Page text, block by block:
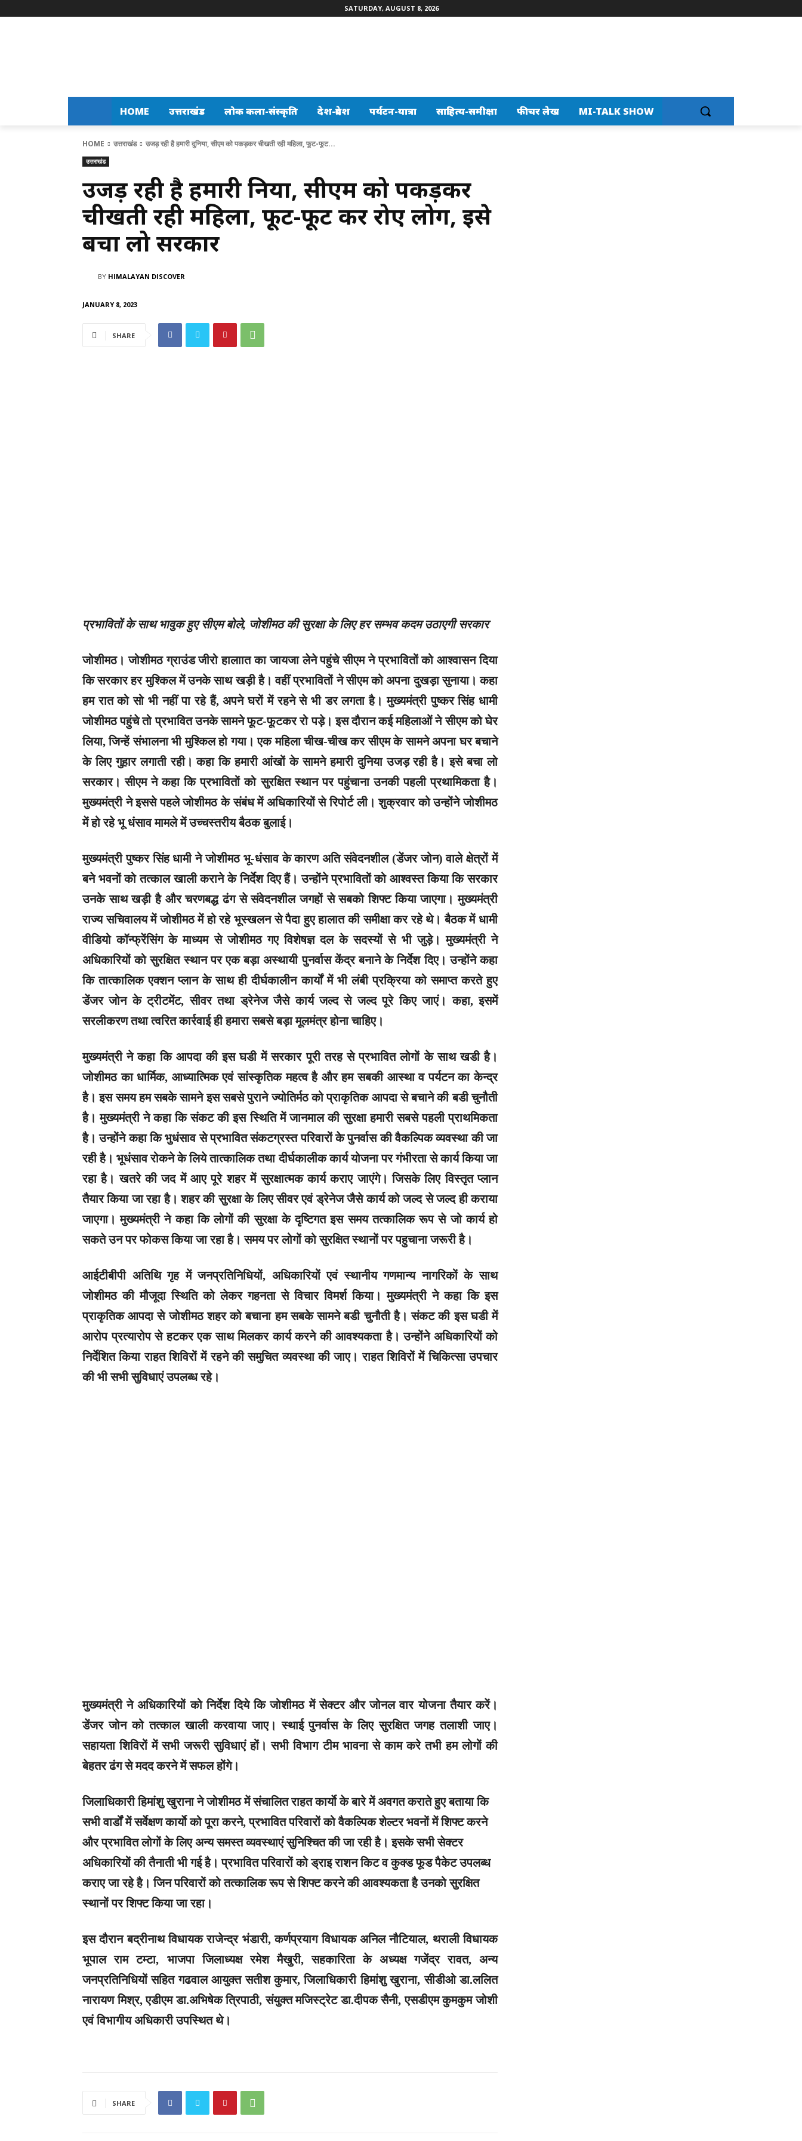
SATURDAY, AUGUST 8, 2026
HOME उत्तराखंड लोक कला-संस्कृति देश-प्रदेश पर्यटन-यात्रा साहित्य-समीक्षा फीचर लेख MI-TALK SHOW
HOME उत्तराखंड उजड़ रही है हमारी दुनिया, सीएम को पकड़कर चीखती रही महिला, फूट-फूट...
उत्तराखंड
उजड़ रही है हमारी दुनिया, सीएम को पकड़कर
चीखती रही महिला, फूट-फूट कर रोए लोग, इसे
बचा लो सरकार
BY HIMALAYAN DISCOVER
JANUARY 8, 2023
SHARE
प्रभावितों के साथ भावुक हुए सीएम बोले, जोशीमठ की सुरक्षा के लिए हर सम्भव कदम उठाएगी सरकार
जोशीमठ। जोशीमठ ग्राउंड जीरो हालाात का जायजा लेने पहुंचे सीएम ने प्रभावितों को आश्वासन दिया
कि सरकार हर मुश्किल में उनके साथ खड़ी है। वहीं प्रभावितों ने सीएम को अपना दुखड़ा सुनाया। कहा
हम रात को सो भी नहीं पा रहे हैं, अपने घरों में रहने से भी डर लगता है। मुख्यमंत्री पुष्कर सिंह धामी
जोशीमठ पहुंचे तो प्रभावित उनके सामने फूट-फूटकर रो पड़े। इस दौरान कई महिलाओं ने सीएम को घेर
लिया, जिन्हें संभालना भी मुश्किल हो गया। एक महिला चीख-चीख कर सीएम के सामने अपना घर बचाने
के लिए गुहार लगाती रही। कहा कि हमारी आंखों के सामने हमारी दुनिया उजड़ रही है। इसे बचा लो
सरकार। सीएम ने कहा कि प्रभावितों को सुरक्षित स्थान पर पहुंचाना उनकी पहली प्रथामिकता है।
मुख्यमंत्री ने इससे पहले जोशीमठ के संबंध में अधिकारियों से रिपोर्ट ली। शुक्रवार को उन्होंने जोशीमठ
में हो रहे भू धंसाव मामले में उच्चस्तरीय बैठक बुलाई।
मुख्यमंत्री पुष्कर सिंह धामी ने जोशीमठ भू-धंसाव के कारण अति संवेदनशील (डेंजर जोन) वाले क्षेत्रों में
बने भवनों को तत्काल खाली कराने के निर्देश दिए हैं। उन्होंने प्रभावितों को आश्वस्त किया कि सरकार
उनके साथ खड़ी है और चरणबद्ध ढंग से संवेदनशील जगहों से सबको शिफ्ट किया जाएगा। मुख्यमंत्री
राज्य सचिवालय में जोशीमठ में हो रहे भूस्खलन से पैदा हुए हालात की समीक्षा कर रहे थे। बैठक में धामी
वीडियो कॉन्फ्रेंसिंग के माध्यम से जोशीमठ गए विशेषज्ञ दल के सदस्यों से भी जुड़े। मुख्यमंत्री ने
अधिकारियों को सुरक्षित स्थान पर एक बड़ा अस्थायी पुनर्वास केंद्र बनाने के निर्देश दिए। उन्होंने कहा
कि तात्कालिक एक्शन प्लान के साथ ही दीर्घकालीन कार्यों में भी लंबी प्रक्रिया को समाप्त करते हुए
डेंजर जोन के ट्रीटमेंट, सीवर तथा ड्रेनेज जैसे कार्य जल्द से जल्द पूरे किए जाएं। कहा, इसमें
सरलीकरण तथा त्वरित कार्रवाई ही हमारा सबसे बड़ा मूलमंत्र होना चाहिए।
मुख्यमंत्री ने कहा कि आपदा की इस घडी में सरकार पूरी तरह से प्रभावित लोगों के साथ खडी है।
जोशीमठ का धार्मिक, आध्यात्मिक एवं सांस्कृतिक महत्व है और हम सबकी आस्था व पर्यटन का केन्द्र
है। इस समय हम सबके सामने इस सबसे पुराने ज्योतिर्मठ को प्राकृतिक आपदा से बचाने की बडी चुनौती
है। मुख्यमंत्री ने कहा कि संकट की इस स्थिति में जानमाल की सुरक्षा हमारी सबसे पहली प्राथमिकता
है। उन्होंने कहा कि भुधंसाव से प्रभावित संकटग्रस्त परिवारों के पुनर्वास की वैकल्पिक व्यवस्था की जा
रही है। भूधंसाव रोकने के लिये तात्कालिक तथा दीर्घकालीक कार्य योजना पर गंभीरता से कार्य किया जा
रहा है। खतरे की जद में आए पूरे शहर में सुरक्षात्मक कार्य कराए जाएंगे। जिसके लिए विस्तृत प्लान
तैयार किया जा रहा है। शहर की सुरक्षा के लिए सीवर एवं ड्रेनेज जैसे कार्य को जल्द से जल्द ही कराया
जाएगा। मुख्यमंत्री ने कहा कि लोगों की सुरक्षा के दृष्टिगत इस समय तत्कालिक रूप से जो कार्य हो
सकते उन पर फोकस किया जा रहा है। समय पर लोगों को सुरक्षित स्थानों पर पहुचाना जरूरी है।
आईटीबीपी अतिथि गृह में जनप्रतिनिधियों, अधिकारियों एवं स्थानीय गणमान्य नागरिकों के साथ
जोशीमठ की मौजूदा स्थिति को लेकर गहनता से विचार विमर्श किया। मुख्यमंत्री ने कहा कि इस
प्राकृतिक आपदा से जोशीमठ शहर को बचाना हम सबके सामने बडी चुनौती है। संकट की इस घडी में
आरोप प्रत्यारोप से हटकर एक साथ मिलकर कार्य करने की आवश्यकता है। उन्होंने अधिकारियों को
निर्देशित किया राहत शिविरों में रहने की समुचित व्यवस्था की जाए। राहत शिविरों में चिकित्सा उपचार
की भी सभी सुविधाएं उपलब्ध रहे।
मुख्यमंत्री ने अधिकारियों को निर्देश दिये कि जोशीमठ में सेक्टर और जोनल वार योजना तैयार करें।
डेंजर जोन को तत्काल खाली करवाया जाए। स्थाई पुनर्वास के लिए सुरक्षित जगह तलाशी जाए।
सहायता शिविरों में सभी जरूरी सुविधाएं हों। सभी विभाग टीम भावना से काम करे तभी हम लोगों की
बेहतर ढंग से मदद करने में सफल होंगे।
जिलाधिकारी हिमांशु खुराना ने जोशीमठ में संचालित राहत कार्याे के बारे में अवगत कराते हुए बताया कि
सभी वार्डों में सर्वेक्षण कार्याे को पूरा करने, प्रभावित परिवारों को वैकल्पिक शेल्टर भवनों में शिफ्ट करने
और प्रभावित लोगों के लिए अन्य समस्त व्यवस्थाएं सुनिश्चित की जा रही है। इसके सभी सेक्टर
अधिकारियों की तैनाती भी गई है। प्रभावित परिवारों को ड्राइ राशन किट व कुक्ड फूड पैकेट उपलब्ध
कराए जा रहे है। जिन परिवारों को तत्कालिक रूप से शिफ्ट करने की आवश्यकता है उनको सुरक्षित
स्थानों पर शिफ्ट किया जा रहा।
इस दौरान बद्रीनाथ विधायक राजेन्द्र भंडारी, कर्णप्रयाग विधायक अनिल नौटियाल, थराली विधायक
भूपाल राम टम्टा, भाजपा जिलाध्यक्ष रमेश मैखुरी, सहकारिता के अध्यक्ष गजेंद्र रावत, अन्य
जनप्रतिनिधियों सहित गढवाल आयुक्त सतीश कुमार, जिलाधिकारी हिमांशु खुराना, सीडीओ डा.ललित
नारायण मिश्र, एडीएम डा.अभिषेक त्रिपाठी, संयुक्त मजिस्ट्रेट डा.दीपक सैनी, एसडीएम कुमकुम जोशी
एवं विभागीय अधिकारी उपस्थित थे।
SHARE